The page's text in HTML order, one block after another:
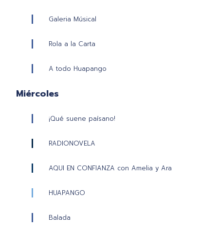
Galeria Músical
Rola a la Carta
A todo Huapango
Miércoles
¡Qué suene paísano!
RADIONOVELA
AQUI EN CONFIANZA con Amelia y Ara
HUAPANGO
Balada